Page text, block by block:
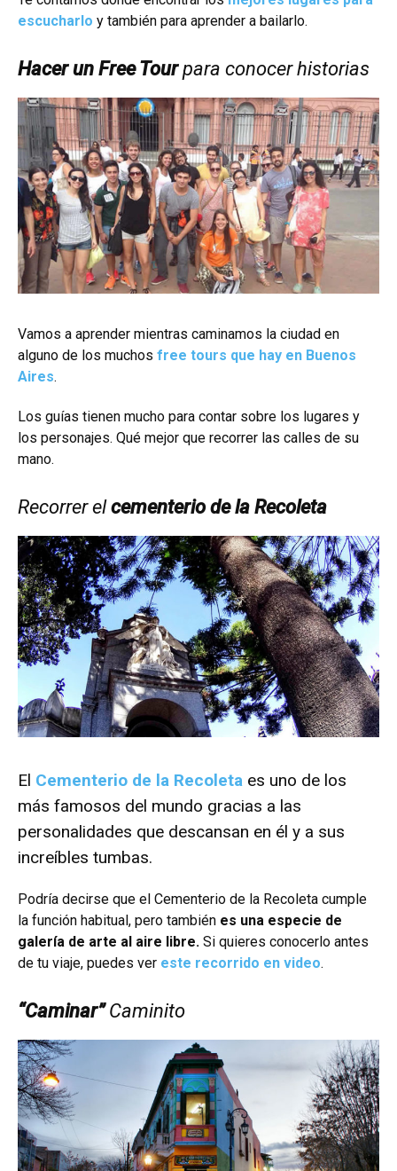
escucharlo y también para aprender a bailarlo.
Hacer un Free Tourpara conocer historias
Vamos a aprender mientras caminamos la ciudad en
alguno de los muchos free tours que hay en Buenos
Aires.
Los guías tienen mucho para contar sobre los lugares y
los personajes. Qué mejor que recorrer las calles de su
mano.
Recorrer elcementerio de la Recoleta
El Cementerio de la Recoleta es uno de los
más famosos del mundo gracias a las
personalidades que descansan en él y a sus
increíbles tumbas.
Podría decirse que el Cementerio de la Recoleta cumple
la función habitual, pero también es una especie de
galería de arte al aire libre. Si quieres conocerlo antes
de tu viaje, puedes ver este recorrido en video.
“Caminar”Caminito